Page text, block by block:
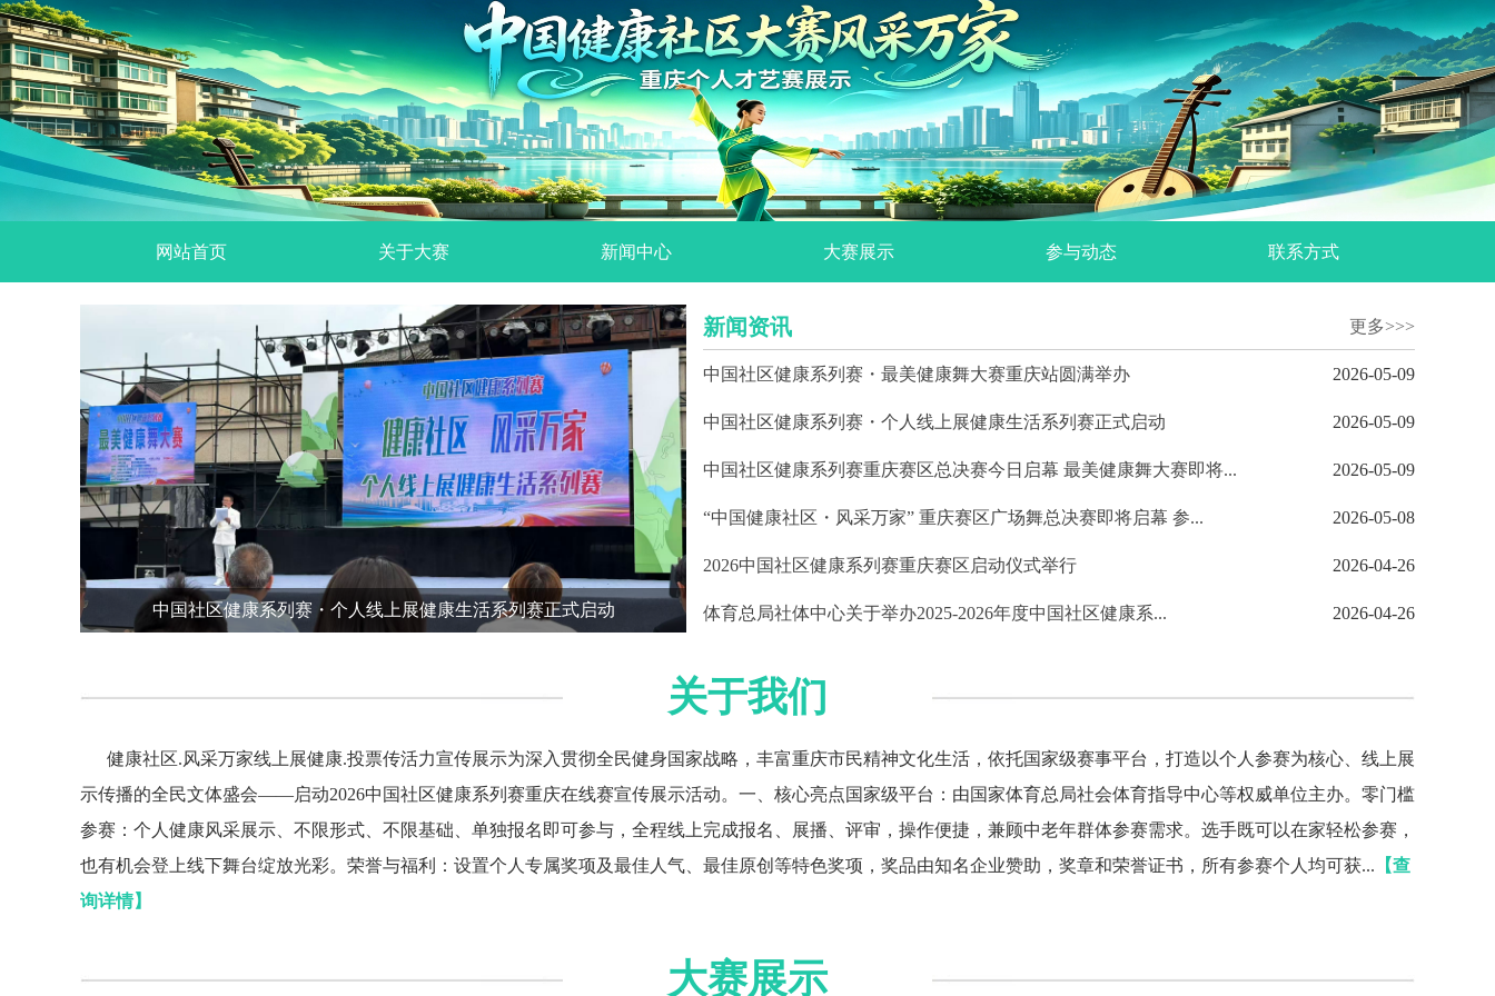
网站首页 关于大赛 新闻中心 大赛展示 参与动态 联系方式
中国社区健康系列赛・个人线上展健康生活系列赛正式启动 中国社区健康系列赛重庆赛区总决赛今日启幕 最美健康舞大赛即将燃动山城
新闻资讯 更多>>>
中国社区健康系列赛・最美健康舞大赛重庆站圆满举办 2026-05-09
中国社区健康系列赛・个人线上展健康生活系列赛正式启动 2026-05-09
中国社区健康系列赛重庆赛区总决赛今日启幕 最美健康舞大赛即将... 2026-05-09
“中国健康社区・风采万家” 重庆赛区广场舞总决赛即将启幕 参... 2026-05-08
2026中国社区健康系列赛重庆赛区启动仪式举行 2026-04-26
体育总局社体中心关于举办2025-2026年度中国社区健康系... 2026-04-26
关于我们
健康社区.风采万家线上展健康.投票传活力宣传展示为深入贯彻全民健身国家战略，丰富重庆市民精神文化生活，依托国家级赛事平台，打造以个人参赛为核心、线上展
示传播的全民文体盛会——启动2026中国社区健康系列赛重庆在线赛宣传展示活动。一、核心亮点国家级平台：由国家体育总局社会体育指导中心等权威单位主办。零门槛
参赛：个人健康风采展示、不限形式、不限基础、单独报名即可参与，全程线上完成报名、展播、评审，操作便捷，兼顾中老年群体参赛需求。选手既可以在家轻松参赛，
也有机会登上线下舞台绽放光彩。荣誉与福利：设置个人专属奖项及最佳人气、最佳原创等特色奖项，奖品由知名企业赞助，奖章和荣誉证书，所有参赛个人均可获... 【查
询详情】
大赛展示